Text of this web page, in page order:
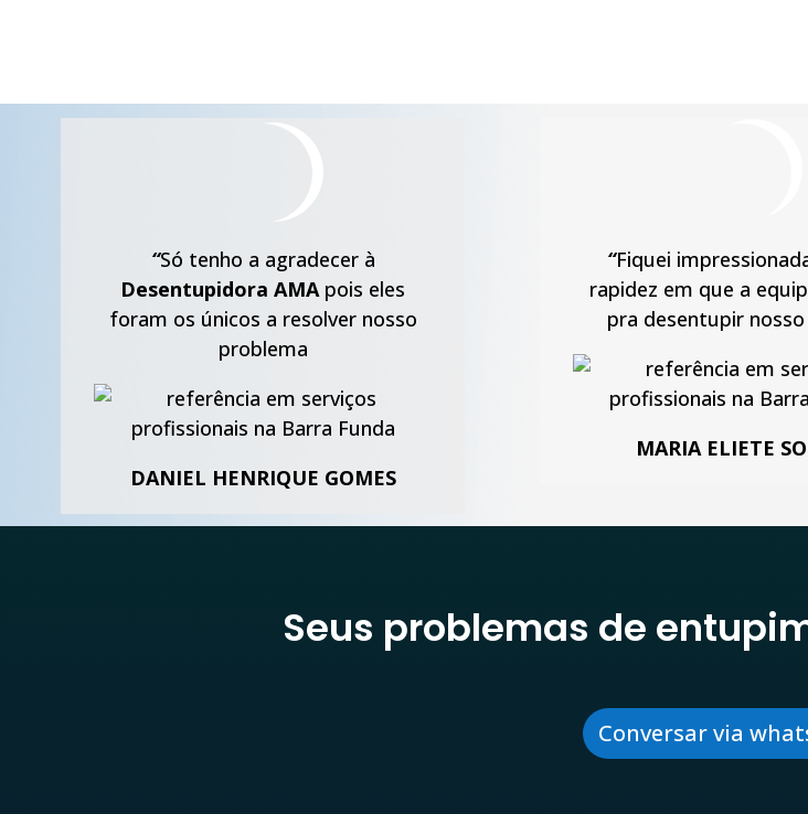
“Só tenho a agradecer à
Desentupidora AMApois eles
foram os únicos a resolver nosso
problema
DANIEL HENRIQUE GOMES
“Fiquei
rapidez em que a
pra desentupir
MARIA ELIETE
Seus problemas de
Conversar via